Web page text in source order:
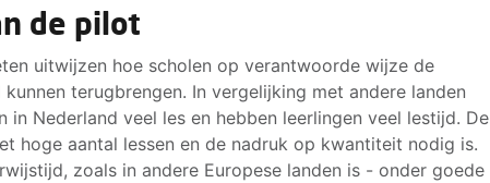
de pilot
uitwijzen hoe scholen op verantwoorde wijze de
terugbrengen. In vergelijking met andere landen
in Nederland veel les en hebben leerlingen veel lestijd. De
hoge aantal lessen en de nadruk op kwantiteit nodig is.
zoals in andere Europese landen is - onder goede